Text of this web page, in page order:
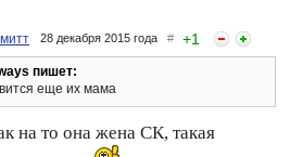
28 декабря 2015 года # +1
пишет:
еще их мама
на то она жена СК, такая